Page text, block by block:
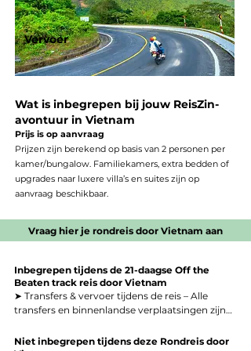
Sunset-moment met fietsen of een drankje bij
het zwembad.
➤ Dag 10 – Ninh Binh: fietsen & uitzichten
Fietstocht door dorpen & rijstvelden. Stop bij
➤ Dag 11 – Ninh Binh: boottocht & rust
Boottocht door Trang An of Van Long —
rustiger, mooier, meer natuur. Lunch bij een
lokaal restaurantje. Relaxmiddag bij de lodge.
➤ Dag 12 – Ninh Binh → Phong Nha
ecolodge met zwembad & berguitzicht.
Avondkampvuur of sterrenkijken.
➤ Dag 13 – Phong Nha: verborgen grotten
Expeditie naar minder bezochte grotten zoals
Hang Tien of Tu Lan. Jungle-tocht,
rivieroversteken, picknick in de natuur. Terug
Vervoer
Prijs is op aanvraag
Prijzen zijn berekend op basis van 2 personen per
kamer/bungalow. Familiekamers, extra bedden of
upgrades naar luxere villa’s en suites zijn op
aanvraag beschikbaar.
Wat is inbegrepen bij jouw ReisZin-
avontuur in Vietnam
Vraag hier je rondreis door Vietnam aan
​​​​Inbegrepen tijdens de 21-daagse Off the
Beaten track reis door Vietnam
➤ Transfers & vervoer tijdens de reis – Alle
transfers en binnenlandse verplaatsingen zijn
Ha Giang, van de grotten van Phong Nha naar
Niet inbegrepen tijdens deze Rondreis door